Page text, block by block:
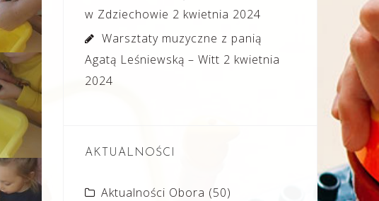
w Zdziechowie 2 kwietnia 2024
Warsztaty muzyczne z panią
Agatą Leśniewską – Witt 2 kwietnia
2024
AKTUALNOŚCI
Aktualności Obora (50)